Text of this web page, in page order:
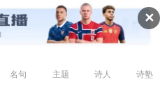
✕
名句 主题 诗人 诗塾